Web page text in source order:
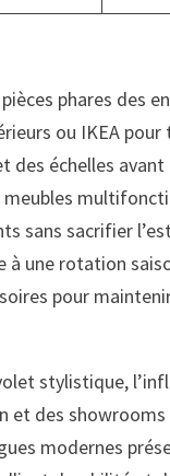
phares des
ou IKEA pour
des échelles avant
meubles
sans sacrifier
à une rotation
pour
stylistique,
et des
modernes